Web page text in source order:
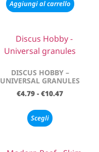
Aggiungi al carrello
DISCUS HOBBY –
UNIVERSAL GRANULES
€4.79 - €10.47
Scegli